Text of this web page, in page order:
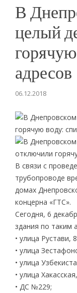
В
целый
адресов
06.12.2018
В связи с
трубопроводе
домах
концерна «ГТС».
Сегодня, 6
здания по таким
• улица Рустави,
• улица
• улица
• улица
• ДС №229;